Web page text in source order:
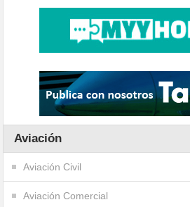
Aviación
Aviación Civil
Aviación Comercial